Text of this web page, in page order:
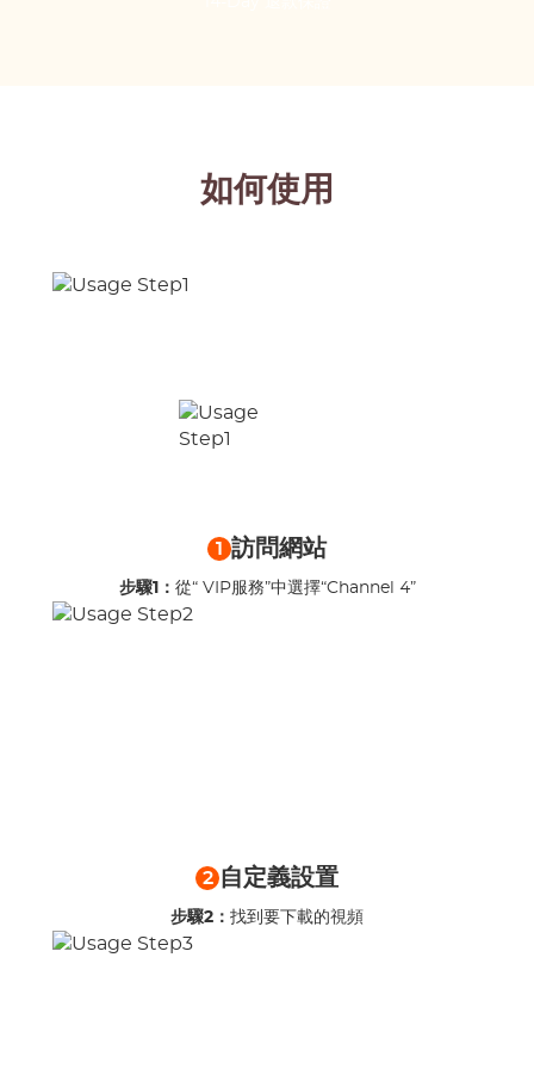
如何使用
1 訪問網站
步驟1： 從“ VIP服務”中選擇“Channel 4”
2 自定義設置
步驟2： 找到要下載的視頻